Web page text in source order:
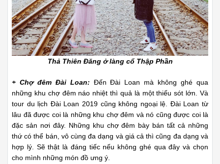
Thả Thiên Đăng ở làng cổ Thập Phần
+ Chợ đêm Đài Loan: Đến Đài Loan mà không ghé qua
những khu chợ đêm náo nhiệt thì quả là một thiếu sót lớn. Và
tour du lịch Đài Loan 2019 cũng không ngoại lệ. Đài Loan từ
lâu đã được coi là những khu chợ đêm và nó cũng được coi là
đặc sản nơi đây. Những khu chợ đêm bày bán tất cả những
thứ có thể bán, vô cùng đa dạng và giá cả thì cũng đa dạng và
hợp lý. Sẽ thật là đáng tiếc nếu không ghé qua đây và chọn
cho mình những món đồ ưng ý.